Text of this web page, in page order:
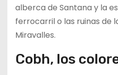
alberca de Santana y la
ferrocarril o las ruinas de
Miravalles.
Cobh, los